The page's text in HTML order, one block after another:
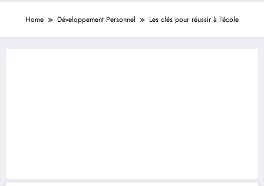
Home Développement Personnel Les clés pour réussir à l’école